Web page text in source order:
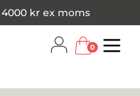
4000 kr ex moms
0